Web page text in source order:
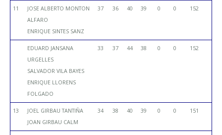
11
JOSE ALBERTO MONTON
ALFARO
ENRIQUE SINTES SANZ
37 36 40 39 0 0 152
EDUARD JANSANA
URGELLES
SALVADOR VILA BAYES
ENRIQUE LLORENS
FOLGADO
33 37 44 38 0 0 152
13
JOEL GIRBAU TANTIÑA
JOAN GIRBAU CALM
34 38 40 39 0 0 151